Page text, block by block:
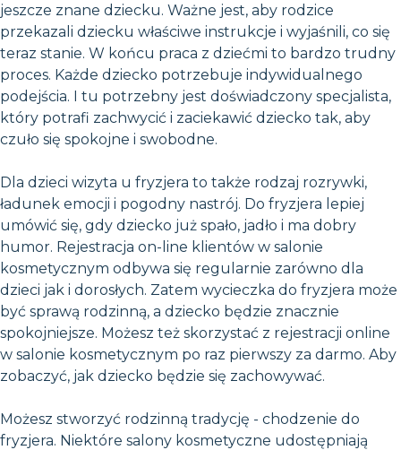
jeszcze znane dziecku. Ważne jest, aby rodzice
przekazali dziecku właściwe instrukcje i wyjaśnili, co się
teraz stanie. W końcu praca z dziećmi to bardzo trudny
proces. Każde dziecko potrzebuje indywidualnego
podejścia. I tu potrzebny jest doświadczony specjalista,
który potrafi zachwycić i zaciekawić dziecko tak, aby
czuło się spokojne i swobodne.
Dla dzieci wizyta u fryzjera to także rodzaj rozrywki,
ładunek emocji i pogodny nastrój. Do fryzjera lepiej
umówić się, gdy dziecko już spało, jadło i ma dobry
humor. Rejestracja on-line klientów w salonie
kosmetycznym odbywa się regularnie zarówno dla
dzieci jak i dorosłych. Zatem wycieczka do fryzjera może
być sprawą rodzinną, a dziecko będzie znacznie
spokojniejsze. Możesz też skorzystać z rejestracji online
w salonie kosmetycznym po raz pierwszy za darmo. Aby
zobaczyć, jak dziecko będzie się zachowywać.
Możesz stworzyć rodzinną tradycję - chodzenie do
fryzjera. Niektóre salony kosmetyczne udostępniają